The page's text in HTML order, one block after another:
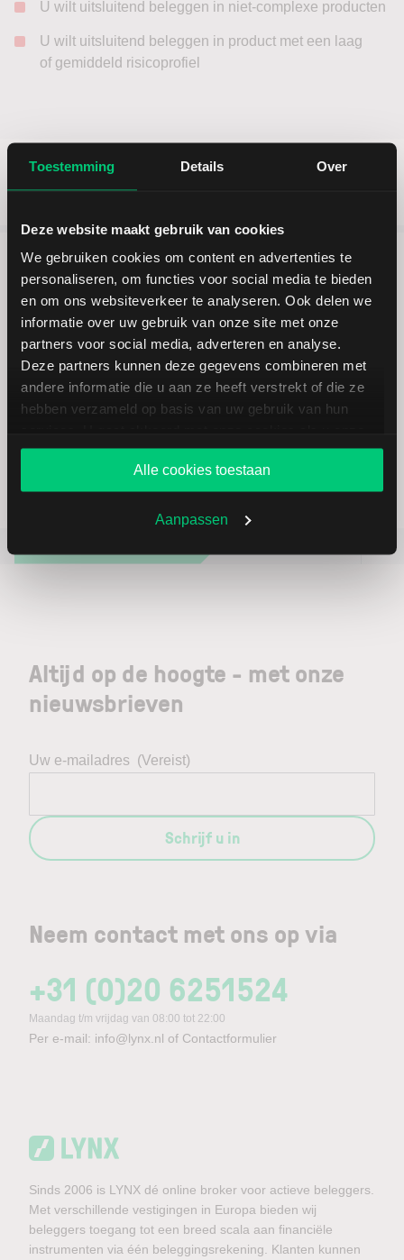
Toestemming Details Over
Deze website maakt gebruik van cookies
We gebruiken cookies om content en advertenties te
personaliseren, om functies voor social media te bieden
en om ons websiteverkeer te analyseren. Ook delen we
informatie over uw gebruik van onze site met onze
partners voor social media, adverteren en analyse.
Deze partners kunnen deze gegevens combineren met
andere informatie die u aan ze heeft verstrekt of die ze
hebben verzameld op basis van uw gebruik van hun
website blijft gebruiken.
Alle cookies toestaan
Aanpassen
U wilt uitsluitend beleggen in niet-complexe producten
U wilt uitsluitend beleggen in product met een laag
of gemiddeld risicoprofiel
5 redenen om via LYNX te
beleggen
Neem contact met ons op via
+31 (0)20 6251524
Maandag t/m vrijdag van 08:00 tot 22:00
Per e-mail: info@lynx.nl of Contactformulier
Altijd op de hoogte - met onze
nieuwsbrieven
Uw e-mailadres (Vereist)
Schrijf u in
Sinds 2006 is LYNX dé online broker voor actieve beleggers.
Met verschillende vestigingen in Europa bieden wij
beleggers toegang tot een breed scala aan financiële
instrumenten via één beleggingsrekening. Klanten kunnen